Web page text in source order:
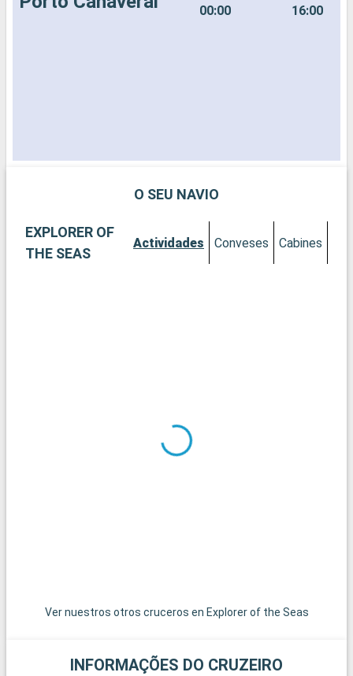
00:00
16:00
O SEU NAVIO
EXPLORER OF
THE SEAS
Actividades Conveses Cabines
Ver nuestros otros cruceros en Explorer of the Seas
INFORMAÇÕES DO CRUZEIRO